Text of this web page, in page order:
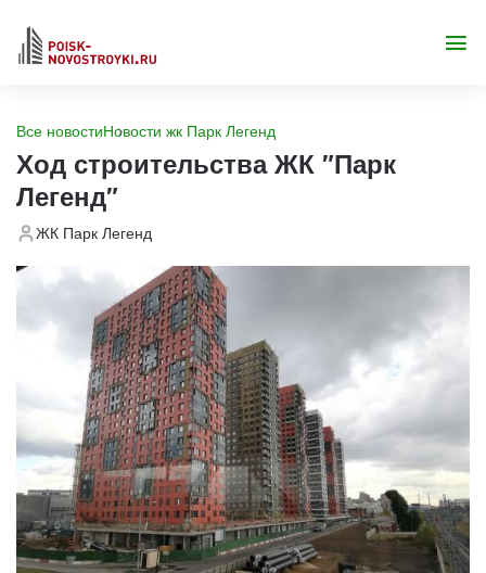
Все новостиНовости жк Парк Легенд
Ход строительства ЖК "Парк
Легенд"
ЖК Парк Легенд